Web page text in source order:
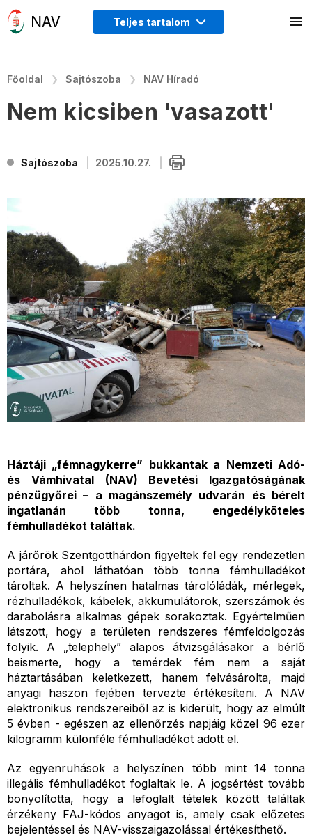
Teljes tartalom
Főoldal Sajtószoba NAV Híradó
Nem kicsiben 'vasazott'
Sajtószoba 2025.10.27.
Háztáji „fémnagykerre” bukkantak a Nemzeti Adó-
és Vámhivatal (NAV) Bevetési Igazgatóságának
pénzügyőrei – a magánszemély udvarán és bérelt
ingatlanán több tonna, engedélyköteles
fémhulladékot találtak.
A járőrök Szentgotthárdon figyeltek fel egy rendezetlen
portára, ahol láthatóan több tonna fémhulladékot
tároltak. A helyszínen hatalmas tárolóládák, mérlegek,
rézhulladékok, kábelek, akkumulátorok, szerszámok és
darabolásra alkalmas gépek sorakoztak. Egyértelműen
látszott, hogy a területen rendszeres fémfeldolgozás
folyik. A „telephely” alapos átvizsgálásakor a bérlő
beismerte, hogy a temérdek fém nem a saját
háztartásában keletkezett, hanem felvásárolta, majd
anyagi haszon fejében tervezte értékesíteni. A NAV
elektronikus rendszereiből az is kiderült, hogy az elmúlt
5 évben - egészen az ellenőrzés napjáig közel 96 ezer
kilogramm különféle fémhulladékot adott el.
Az egyenruhások a helyszínen több mint 14 tonna
illegális fémhulladékot foglaltak le. A jogsértést tovább
bonyolította, hogy a lefoglalt tételek között találtak
érzékeny FAJ-kódos anyagot is, amelycsak előzetes
bejelentéssel és NAV-visszaigazolással értékesíthető.